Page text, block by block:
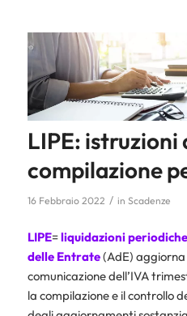
LIPE: istruzioni
compilazione
16 Febbraio 2022 / in Scadenze
LIPE=liquidazioni
delle Entrate(AdE) aggiorna
comunicazione dell’IVA
la compilazione e il controllo